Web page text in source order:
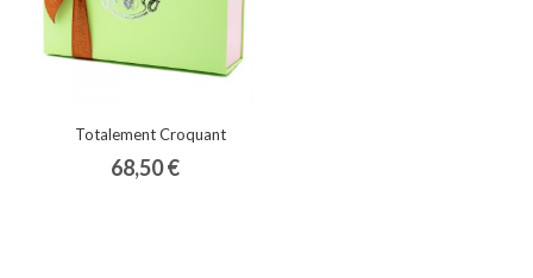
Totalement Croquant
68,50 €